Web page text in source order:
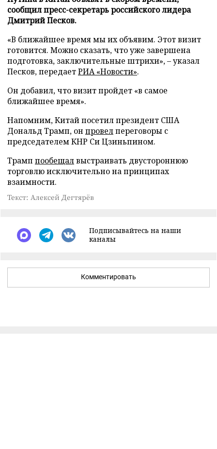
сообщил пресс-секретарь российского лидера
Дмитрий Песков.
«В ближайшее время мы их объявим. Этот визит
готовится. Можно сказать, что уже завершена
подготовка, заключительные штрихи», – указал
Песков, передаетРИА «Новости».
Он добавил, что визит пройдет «в самое
ближайшее время».
Напомним, Китай посетил президент США
Дональд Трамп, он провелпереговоры с
председателем КНР Си Цзиньпином.
Трамп пообещалвыстраивать двустороннюю
торговлю исключительно на принципах
взаимности.
Текст: Алексей Дегтярёв
Подписывайтесь на наши
каналы
Комментировать